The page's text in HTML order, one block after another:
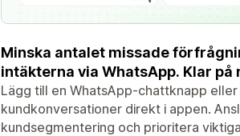
Minska antalet missade
intäkterna via WhatsApp. Klar på
Lägg till en WhatsApp-chattknapp
kundkonversationer direkt i appen.
kundsegmentering och prioritera